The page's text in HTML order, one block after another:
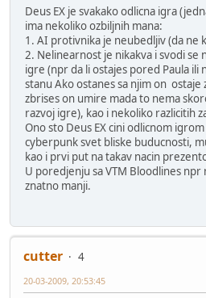
Deus EX je svakako odlicna igra
ima nekoliko ozbiljnih mana:
1. AI protivnika je neubedljiv (da ne
2. Nelinearnost je nikakva i svodi se
igre (npr da li ostajes pored Paula ili
stanu Ako ostanes sa njim on ostaje
zbrises on umire mada to nema
razvoj igre), kao i nekoliko razlicitih
Ono sto Deus EX cini odlicnom
cyberpunk svet bliske buducnosti,
kao i prvi put na takav nacin
U poredjenju sa VTM Bloodlines npr
znatno manji.
cutter
4
20-03-2009, 20:53:45